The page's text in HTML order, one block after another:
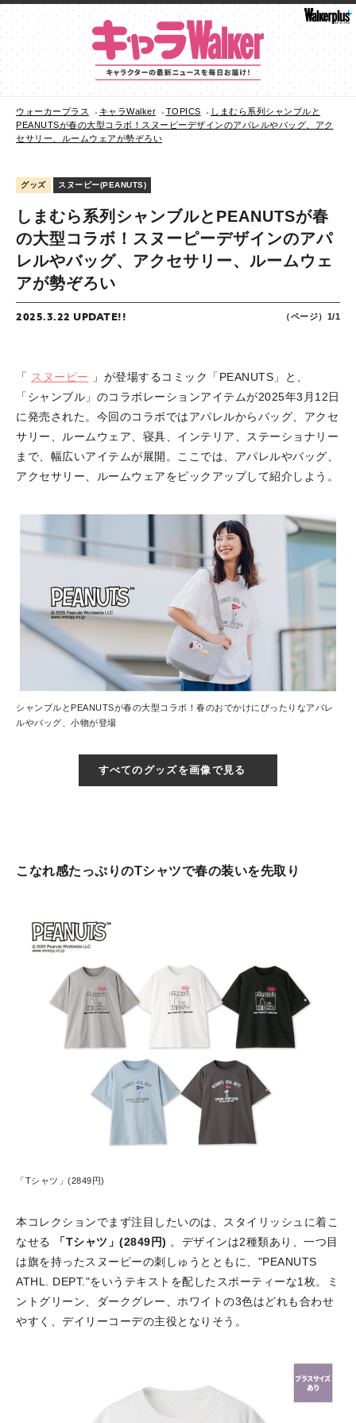
ウォーカープラス キャラWalker TOPICS
しまむら系列シャンブルと
PEANUTSが春の大型コラボ！スヌーピーデザインのアパレルやバッグ、アク
セサリー、ルームウェアが勢ぞろい
グッズ スヌーピー(PEANUTS)
しまむら系列シャンブルとPEANUTSが春
の大型コラボ！スヌーピーデザインのアパ
レルやバッグ、アクセサリー、ルームウェ
アが勢ぞろい
2025.3.22 UPDATE!! （ページ）1/1
「 スヌーピー 」が登場するコミック「PEANUTS」と、
「シャンブル」のコラボレーションアイテムが2025年3月12日
に発売された。今回のコラボではアパレルからバッグ、アクセ
サリー、ルームウェア、寝具、インテリア、ステーショナリー
まで、幅広いアイテムが展開。ここでは、アパレルやバッグ、
アクセサリー、ルームウェアをピックアップして紹介しよう。
シャンブルとPEANUTSが春の大型コラボ！春のおでかけにぴったりなアパレ
ルやバッグ、小物が登場
すべてのグッズを画像で見る
こなれ感たっぷりのTシャツで春の装いを先取り
「Tシャツ」(2849円)
本コレクションでまず注目したいのは、スタイリッシュに着こ
なせる
「Tシャツ」(2849円) 。デザインは2種類あり、一つ目
は旗を持ったスヌーピーの刺しゅうとともに、"PEANUTS
ATHL. DEPT."をいうテキストを配したスポーティーな1枚。ミ
ントグリーン、ダークグレー、ホワイトの3色はどれも合わせ
やすく、デイリーコーデの主役となりそう。